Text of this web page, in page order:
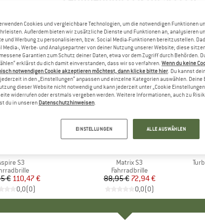
S3
Preis
€reduzierter Preis
110,47 €
0,0(0)
Artikel
Matrix S3
Produktgruppe
Fahrradbrille
Preis
88,95 €reduzierter Preis
72,94 €
0,0(0)
Cookies und vergleichbare Technologien, um die notwendigen Funktionen
Außerdem bieten wir zusätzliche Dienste und Funktionen an, analysieren
und Werbung zu personalisieren, bzw. Social Media-Funktionen bereitzustellen.
Media-, Werbe- und Analysepartner von deiner Nutzung unserer Website; diese
Garantien zum Schutz deiner Daten, etwa vor dem Zugriff durch Behörden.
erklärst du dich damit einverstanden, dass wir so verfahren. Wenn du keine
notwendigen Cookie akzeptieren möchtest, dann klicke bitte hier. Du kannst
in den „Einstellungen“ anpassen und einzelne Kategorien auswählen.
dieser Website nicht notwendig und kann jederzeit unter „Cookie
widerrufen oder erstmals vergeben werden. Weitere Informationen, auch zu
du in unseren Datenschutzhinweisen.
EINSTELLUNGEN ALLE AUSWÄHLEN